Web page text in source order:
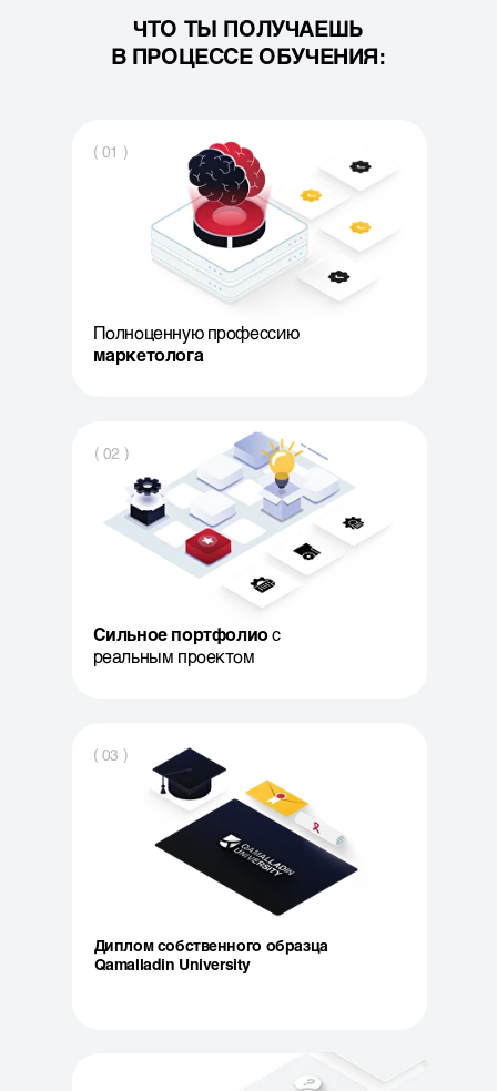
ЧТО ТЫ ПОЛУЧАЕШЬ
В ПРОЦЕССЕ ОБУЧЕНИЯ:
Полноценную профессию
маркетолога
( 01 )
( 02 )
Сильное портфолиос
реальным проектом
( 03 )
Диплом собственного образца
Qamalladin University